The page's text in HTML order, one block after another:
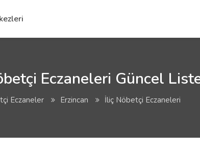
Eczaneleri Güncel
Eczaneler Erzincan İliç Nöbetçi Eczaneleri